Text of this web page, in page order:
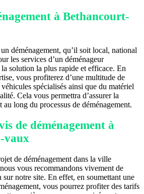
à Bethancourt-
déménagement, qu’il soit local, national
les services d’un déménageur
la solution la plus rapide et efficace. En
vous profiterez d’une multitude de
spécialisés ainsi que du matériel
Cela vous permettra d’assurer la
au long du processus de déménagement.
de déménagement à
vaux
de déménagement dans la ville
vous recommandons vivement de
sur notre site. En effet, en soumettant une
vous pourrez profiter des tarifs